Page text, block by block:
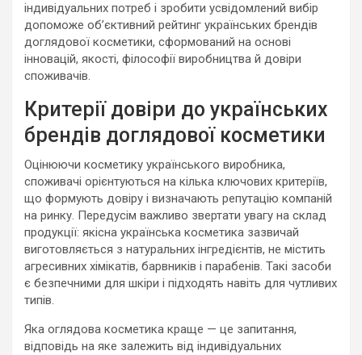
індивідуальних потреб і зробити усвідомлений вибір
допоможе об’єктивний рейтинг українських брендів
доглядової косметики, сформований на основі
інновацій, якості, філософії виробництва й довіри
споживачів.
Критерії довіри до українських
брендів доглядової косметики
Оцінюючи косметику українського виробника,
споживачі орієнтуються на кілька ключових критеріїв,
що формують довіру і визначають репутацію компаній
на ринку. Передусім важливо звертати увагу на склад
продукції: якісна українська косметика зазвичай
виготовляється з натуральних інгредієнтів, не містить
агресивних хімікатів, барвників і парабенів. Такі засоби
є безпечними для шкіри і підходять навіть для чутливих
типів.
Яка оглядова косметика краще — це запитання,
відповідь на яке залежить від індивідуальних